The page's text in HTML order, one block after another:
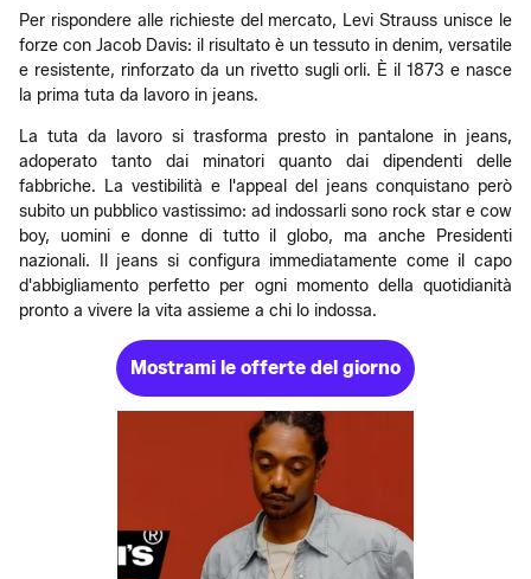
Per rispondere alle richieste del mercato, Levi Strauss unisce le
forze con Jacob Davis: il risultato è un tessuto in denim, versatile
e resistente, rinforzato da un rivetto sugli orli. È il 1873 e nasce
la prima tuta da lavoro in jeans.
La tuta da lavoro si trasforma presto in pantalone in jeans,
adoperato tanto dai minatori quanto dai dipendenti delle
fabbriche. La vestibilità e l'appeal del jeans conquistano però
subito un pubblico vastissimo: ad indossarli sono rock star e cow
boy, uomini e donne di tutto il globo, ma anche Presidenti
nazionali. Il jeans si configura immediatamente come il capo
d'abbigliamento perfetto per ogni momento della quotidianità
pronto a vivere la vita assieme a chi lo indossa.
Mostrami le offerte del giorno